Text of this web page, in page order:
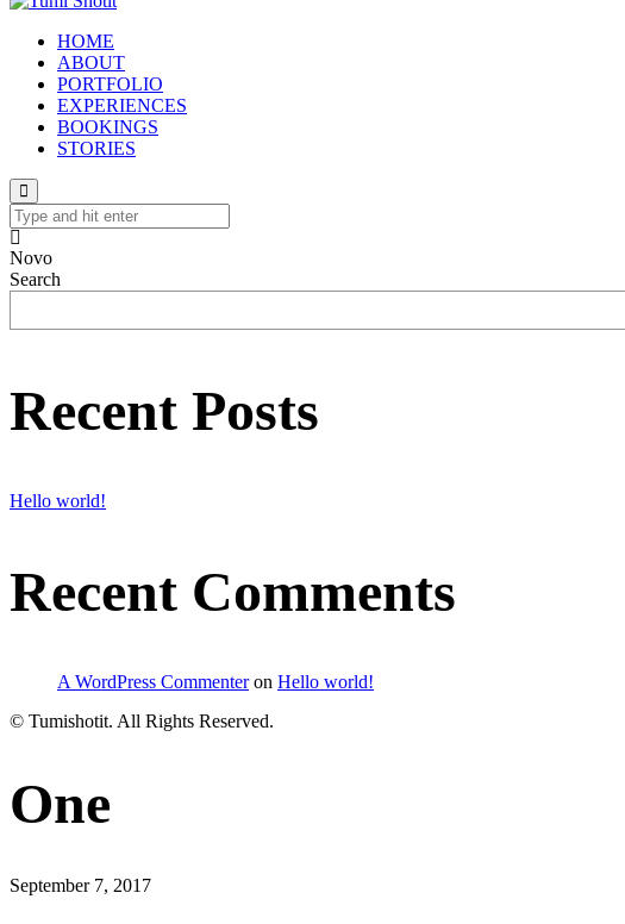
HOME
ABOUT
PORTFOLIO
EXPERIENCES
BOOKINGS
STORIES
Novo
Search
Recent Posts
Hello world!
Recent Comments
A WordPress Commenteron Hello world!
© Tumishotit. All Rights Reserved.
One
September 7, 2017